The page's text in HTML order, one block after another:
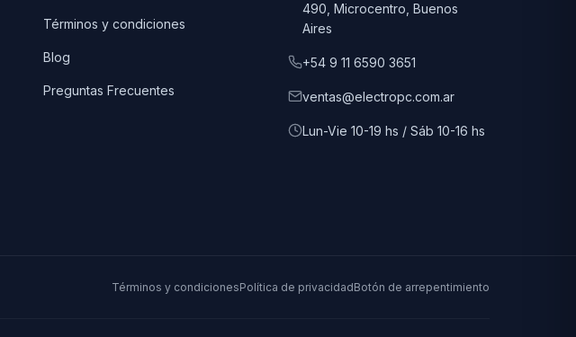
Términos y condiciones
Blog
Preguntas Frecuentes
490, Microcentro, Buenos
Aires
+54 9 11 6590 3651
ventas@electropc.com.ar
Lun-Vie 10-19 hs / Sáb 10-16 hs
Términos y condicionesPolítica de privacidadBotón de arrepentimiento